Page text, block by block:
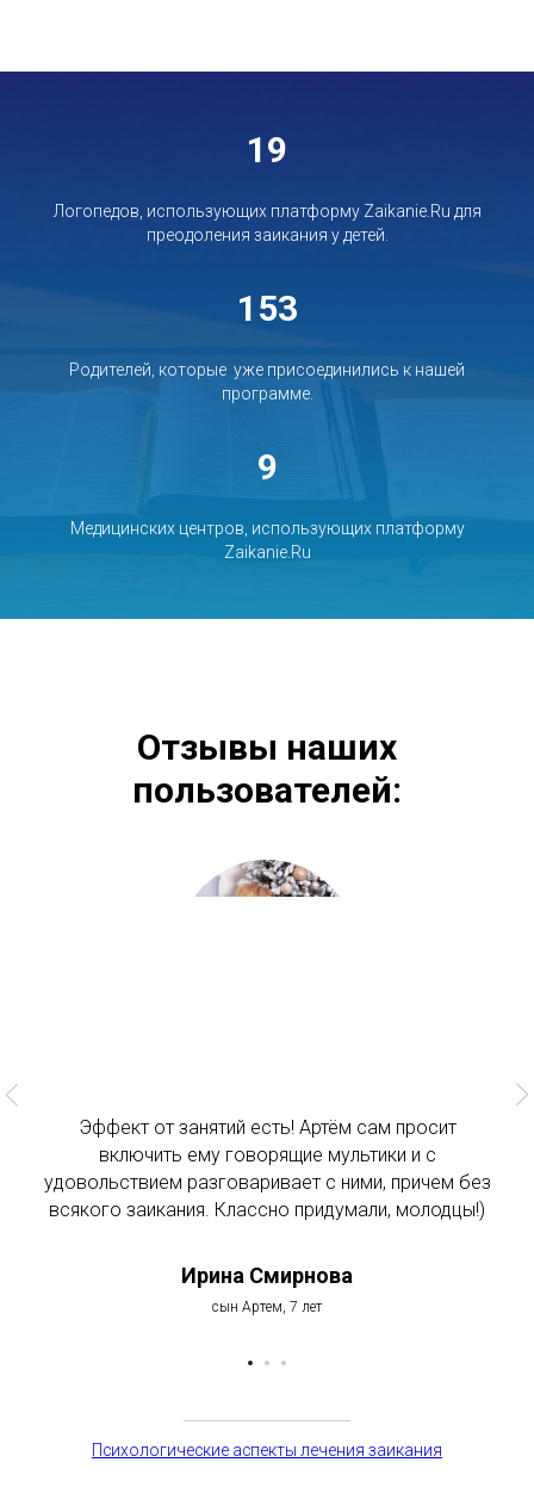
19
Логопедов, использующих платформу Zaikanie.Ru для
преодоления заикания у детей.
153
Родителей, которые уже присоединились к нашей
программе.
9
Медицинских центров, использующих платформу
Zaikanie.Ru
Отзывы наших
пользователей:
Эффект от занятий есть! Артём сам просит
включить ему говорящие мультики и с
удовольствием разговаривает с ними, причем без
всякого заикания. Классно придумали, молодцы!)
Ирина Смирнова
сын Артем, 7 лет
Психологические аспекты лечения заикания